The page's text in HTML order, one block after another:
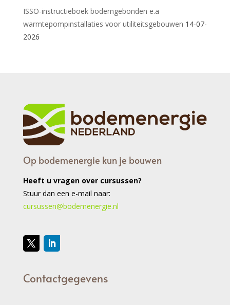
ISSO-instructieboek bodemgebonden e.a
warmtepompinstallaties voor utiliteitsgebouwen 14-07-
2026
Op bodemenergie kun je bouwen
Heeft u vragen over cursussen?
Stuur dan een e-mail naar:
cursussen@bodemenergie.nl
Contactgegevens